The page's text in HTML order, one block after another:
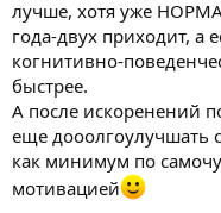
лучше, хотя уже
года-двух приходит, а
когнитивно-
быстрее.
А после искоренений
еще дооолгоулучшать
как минимум по
мотивацией